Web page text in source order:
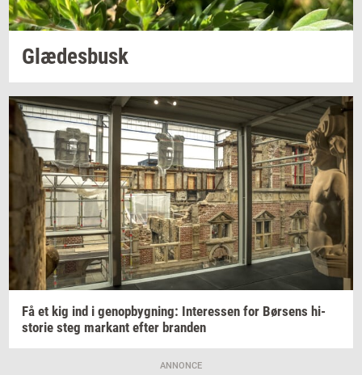
Glæ­des­busk
Få et kig ind i genop­byg­ning: In­ter­es­sen for Bør­sens hi­
sto­rie steg mar­kant efter bran­den
ANNONCE